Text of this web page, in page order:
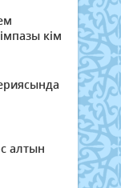
кім
алтын